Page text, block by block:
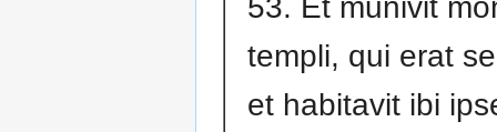
templi, qui erat
et habitavit ibi